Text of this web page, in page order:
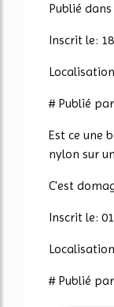
Publié
Inscrit le:
# Publié
Est ce une
nylon sur
C'est
Inscrit le:
# Publié